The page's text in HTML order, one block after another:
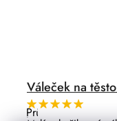
Váleček na
Průměrné